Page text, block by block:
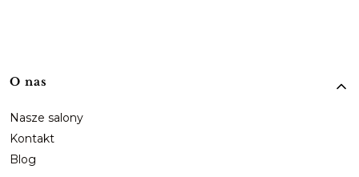
Linki w stopce
O nas
Nasze salony
Kontakt
Blog